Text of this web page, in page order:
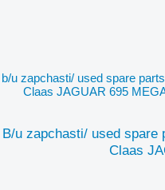
b/u zapchasti/ used spare
B/u zapchasti/ used spare